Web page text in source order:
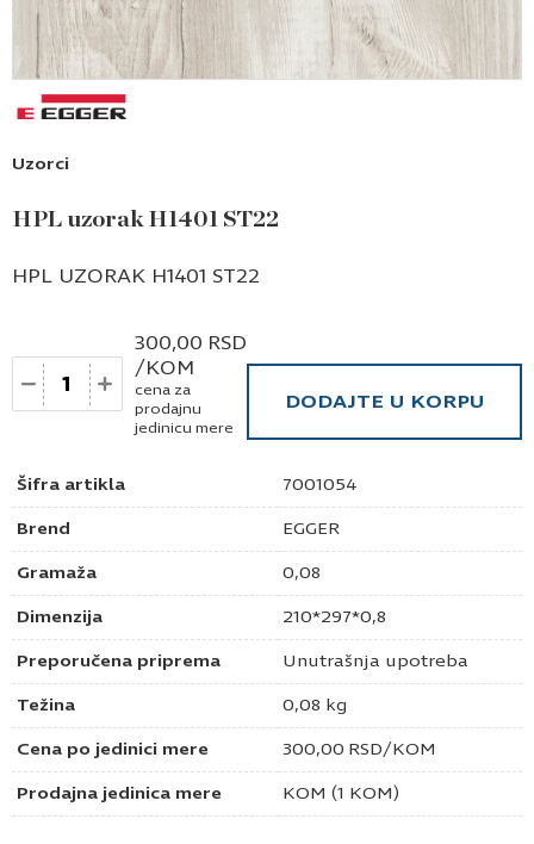
Uzorci
HPL uzorak H1401 ST22
Šifra artikla 7001054
Brend EGGER
Gramaža 0,08
Dimenzija 210*297*0,8
Preporučena priprema Unutrašnja upotreba
Težina 0,08 kg
Cena po jedinici mere 300,00 RSD/KOM
Prodajna jedinica mere KOM (1 KOM)
HPL UZORAK H1401 ST22
Količina
300,00 RSD
/KOM
cena za
prodajnu
jedinicu mere
DODAJTE U KORPU